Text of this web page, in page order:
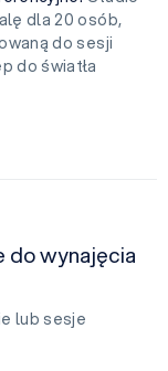
dla 20 osób,
do sesji
do światła
do wynajęcia
lub sesje